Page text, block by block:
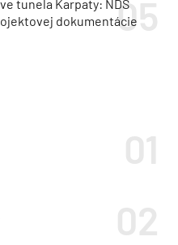
tunela Karpaty: NDS
dokumentácie